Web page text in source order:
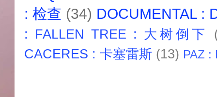
: 检查 (34) DOCUMENTAL :
: FALLEN TREE : 大树倒下
CACERES : 卡塞雷斯 (13) PAZ :